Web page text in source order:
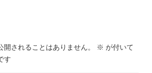
開されることはありません。 ※ が付いて
す